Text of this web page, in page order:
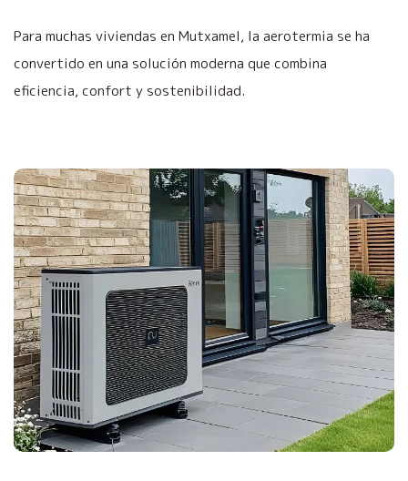
Para muchas viviendas en Mutxamel, la aerotermia se ha
convertido en una solución moderna que combina
eficiencia, confort y sostenibilidad.